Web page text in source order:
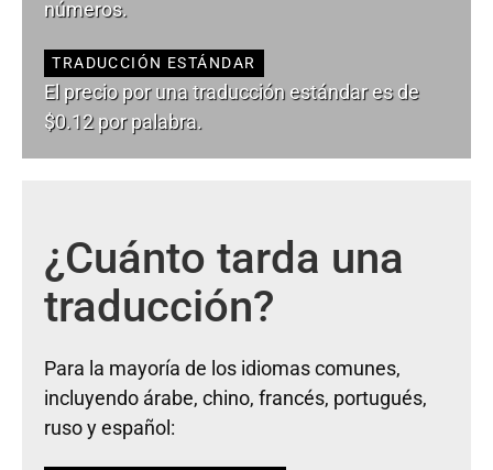
números.
TRADUCCIÓN ESTÁNDAR
El precio por una traducción estándar es de
$0.12 por palabra.
¿Cuánto tarda una
traducción?
Para la mayoría de los idiomas comunes,
incluyendo árabe, chino, francés, portugués,
ruso y español: